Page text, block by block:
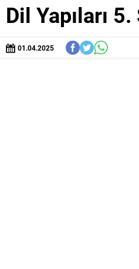
Dil Yapıları
01.04.2025